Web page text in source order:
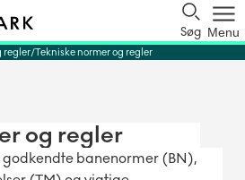
Søg Menu
regler Tekniske normer og regler
og regler
banenormer (BN),